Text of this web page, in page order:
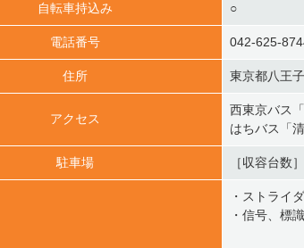
自転車持込み ○
電話番号 042-625-
住所 東京都八王
アクセス
西東京バス
はちバス「
駐車場 ［収容台数
・ストライ
・信号、標